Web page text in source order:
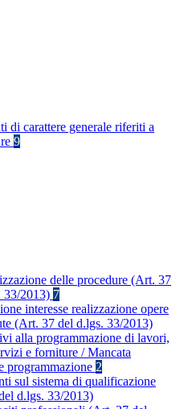
di carattere generale riferiti a
9
delle procedure (Art. 37
33/2013) 7
interesse realizzazione opere
(Art. 37 del d.lgs. 33/2013)
alla programmazione di lavori,
e forniture / Mancata
programmazione 2
sul sistema di qualificazione
d.lgs. 33/2013)